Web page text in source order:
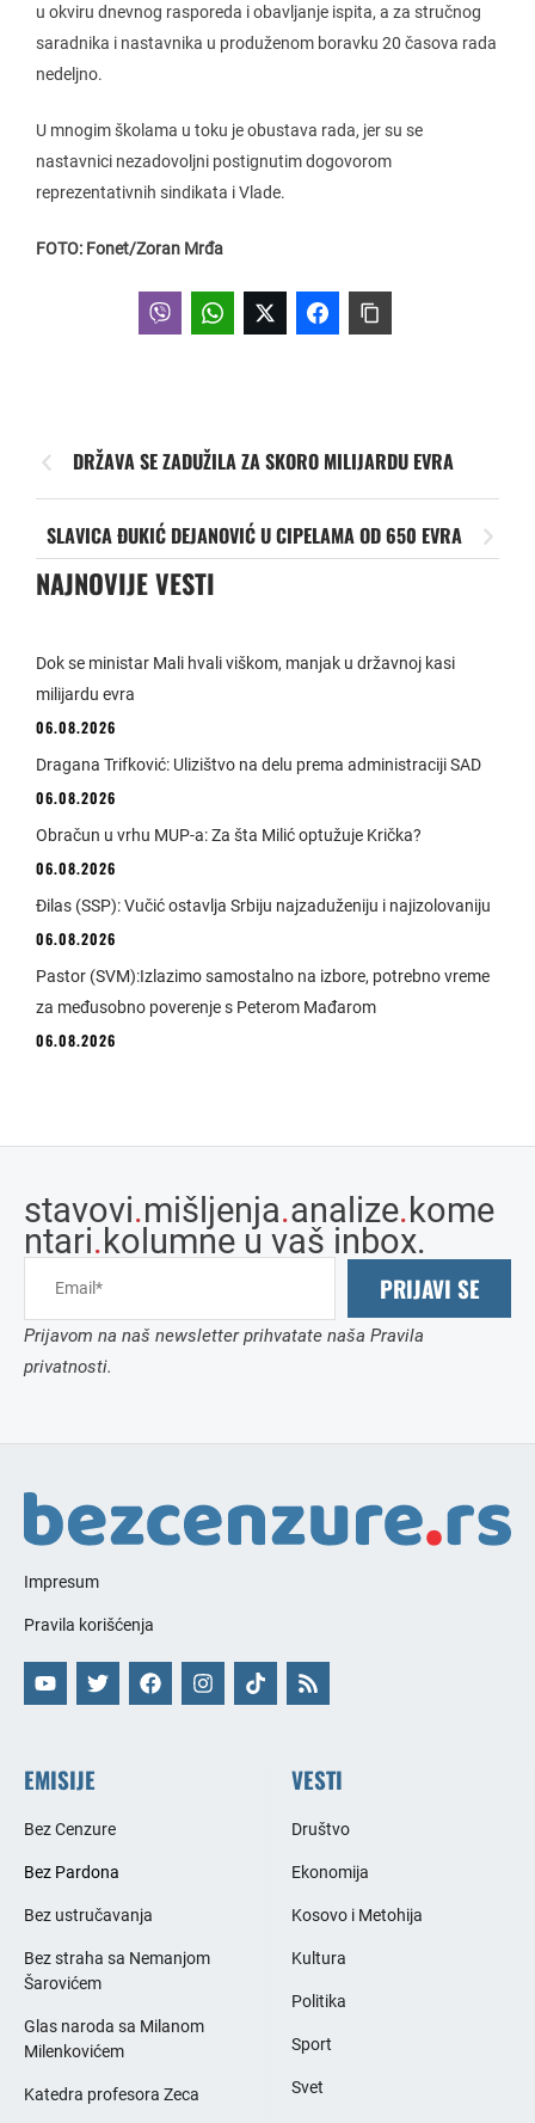
u okviru dnevnog rasporeda i obavljanje ispita, a za stručnog
saradnika i nastavnika u produženom boravku 20 časova rada
nedeljno.
U mnogim školama u toku je obustava rada, jer su se
nastavnici nezadovoljni postignutim dogovorom
reprezentativnih sindikata i Vlade.
FOTO: Fonet/Zoran Mrđa
DRŽAVA SE ZADUŽILA ZA SKORO MILIJARDU EVRA
SLAVICA ĐUKIĆ DEJANOVIĆ U CIPELAMA OD 650 EVRA
NAJNOVIJE VESTI
Dok se ministar Mali hvali viškom, manjak u državnoj kasi
milijardu evra
06.08.2026
Dragana Trifković: Ulizištvo na delu prema administraciji SAD
06.08.2026
Obračun u vrhu MUP-a: Za šta Milić optužuje Krička?
06.08.2026
Đilas (SSP): Vučić ostavlja Srbiju najzaduženiju i najizolovaniju
06.08.2026
Pastor (SVM):Izlazimo samostalno na izbore, potrebno vreme
za međusobno poverenje s Peterom Mađarom
06.08.2026
stavovi.mišljenja.analize.kome
ntari.kolumne u vaš inbox.
PRIJAVI SE
Prijavom na naš newsletter prihvatate naša Pravila
privatnosti.
Impresum
Pravila korišćenja
EMISIJE
Bez Cenzure
Bez Pardona
Bez ustručavanja
Bez straha sa Nemanjom
Šarovićem
Glas naroda sa Milanom
Milenkovićem
Katedra profesora Zeca
VESTI
Društvo
Ekonomija
Kosovo i Metohija
Kultura
Politika
Sport
Svet